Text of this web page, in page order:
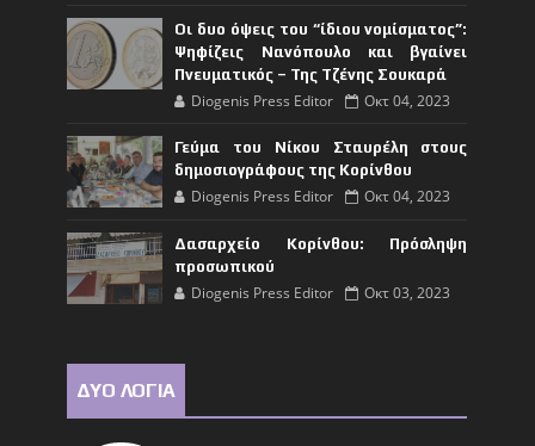
Οι δυο όψεις του “ίδιου νομίσματος”:
Ψηφίζεις Νανόπουλο και βγαίνει
Πνευματικός – Της Τζένης Σουκαρά
Diogenis Press Editor Οκτ 04, 2023
Γεύμα του Νίκου Σταυρέλη στους
δημοσιογράφους της Κορίνθου
Diogenis Press Editor Οκτ 04, 2023
Δασαρχείο Κορίνθου: Πρόσληψη
προσωπικού
Diogenis Press Editor Οκτ 03, 2023
ΔΥΟ ΛΟΓΙΑ